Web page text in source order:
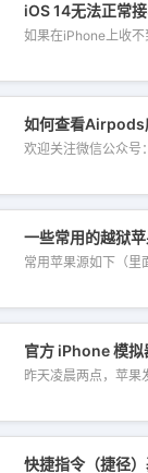
馈和歌曲传送？
iOS 14无法正常
如果在iPhone上收
如何查看Airpods
欢迎关注微信公众号
一些常用的越狱
常用苹果源如下（里
官方 iPhone 模拟
昨天凌晨两点，苹果
快捷指令（捷径）